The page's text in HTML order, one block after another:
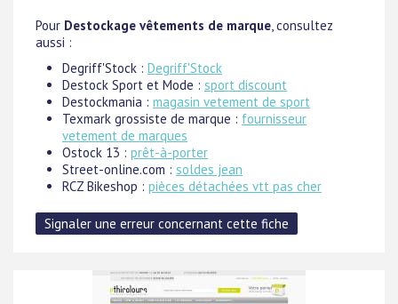
Pour Destockage vêtements de marque, consultez
aussi :
Degriff'Stock : Degriff'Stock
Destock Sport et Mode : sport discount
Destockmania : magasin vetement de sport
Texmark grossiste de marque : fournisseur
vetement de marques
Ostock 13 : prêt-à-porter
Street-online.com : soldes jean
RCZ Bikeshop : pièces détachées vtt pas cher